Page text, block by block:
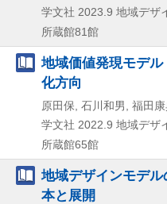
学文社 2023.9 地域デザ
所蔵館81館
地域価値発現モデ
化方向
原田保, 石川和男, 福田
学文社 2022.9 地域デザ
所蔵館65館
地域デザインモデ
本と展開